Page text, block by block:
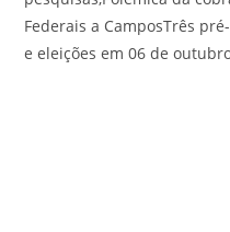
Federais a CamposTrês
e eleições em 06 de